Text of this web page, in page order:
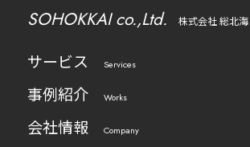
SOHOKKAI co.,Ltd. 株式会社 総北海
サービス Services
事例紹介 Works
会社情報 Company